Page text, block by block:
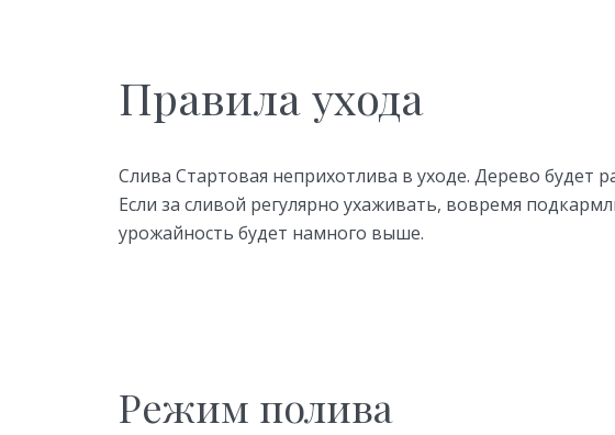
Правила ухода
Слива Стартовая неприхотлива в уходе. Дерево будет
Если за сливой регулярно ухаживать, вовремя
урожайность будет намного выше.
Режим полива